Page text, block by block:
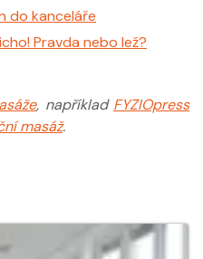
do kanceláře
Pravda nebo lež?
, například FYZIOpress
masáž.